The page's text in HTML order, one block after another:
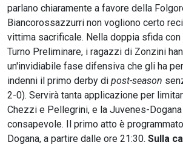
parlano chiaramente a favore della
Biancorossazzurri non vogliono certo
vittima sacrificale. Nella doppia sfida
Turno Preliminare, i ragazzi di Zonzini
un'invidiabile fase difensiva che gli ha
indenni il primo derby di post-season
2-0). Servirà tanta applicazione per
Chezzi e Pellegrini, e la Juvenes-
consapevole. Il primo atto è
Dogana, a partire dalle ore 21:30. Sulla